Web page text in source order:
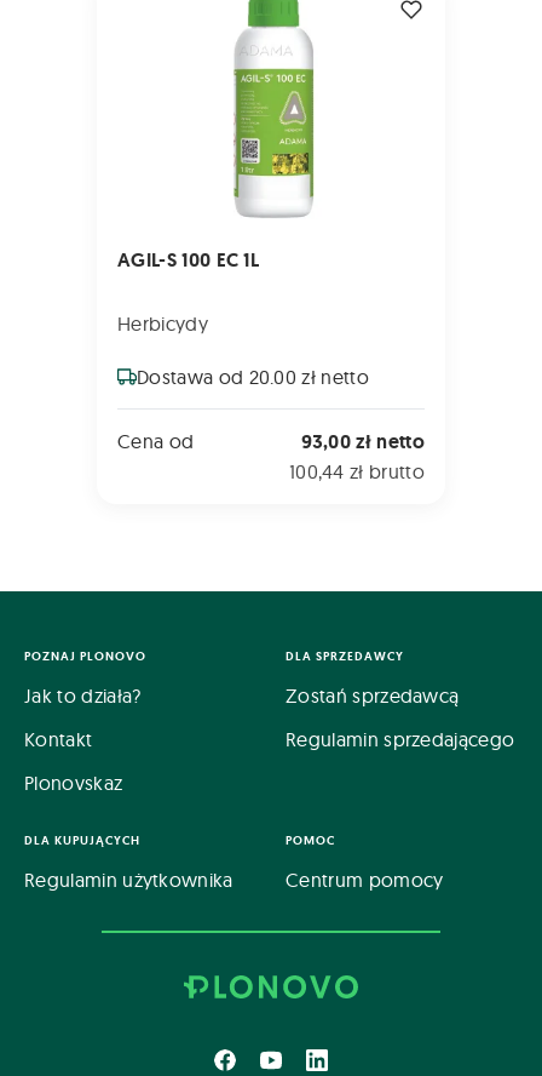
AGIL-S 100 EC 1L
Herbicydy
Dostawa od 20.00 zł netto
Cena od 93,00 zł netto
100,44 zł brutto
POZNAJ PLONOVO
Jak to działa?
Kontakt
Plonovskaz
DLA SPRZEDAWCY
Zostań sprzedawcą
Regulamin sprzedającego
DLA KUPUJĄCYCH
Regulamin użytkownika
POMOC
Centrum pomocy